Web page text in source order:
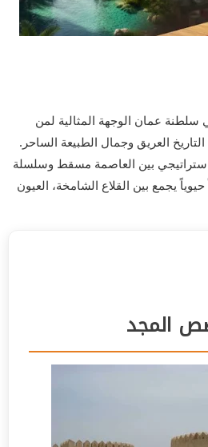
سلطنة عمان الوجهة المثالية لمن
العريق وجمال الطبيعة الساحر.
بين العاصمة مسقط وسلسلة
يجمع بين القلاع الشامخة، العيون
المجد